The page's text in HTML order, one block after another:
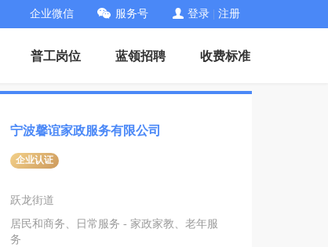
企业微信 服务号 登录 注册
普工岗位 蓝领招聘 收费标准
宁波馨谊家政服务有限公司
企业认证
跃龙街道
居民和商务、日常服务 - 家政家教、老年服
务